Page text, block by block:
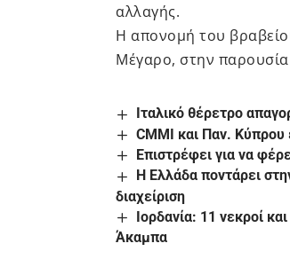
αλλαγής.
Η απονομή του
Μέγαρο, στην
Ιταλικό θέρετρο
CMMI και Παν. Κύπρου
Επιστρέφει για να
Η Ελλάδα ποντάρει
διαχείριση
Ιορδανία: 11 νεκροί
Άκαμπα